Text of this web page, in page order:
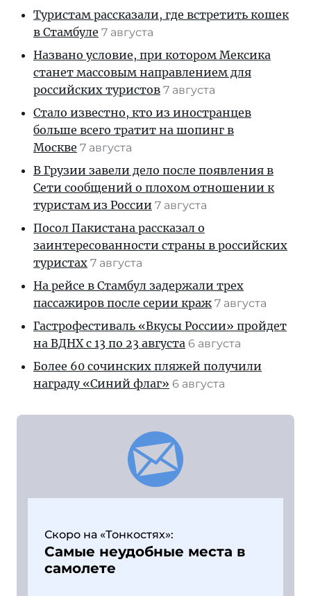
Туристам рассказали, где встретить кошек
в Стамбуле 7 августа
Названо условие, при котором Мексика
станет массовым направлением для
российских туристов 7 августа
Стало известно, кто из иностранцев
больше всего тратит на шопинг в
Москве 7 августа
В Грузии завели дело после появления в
Сети сообщений о плохом отношении к
туристам из России 7 августа
Посол Пакистана рассказал о
заинтересованности страны в российских
туристах 7 августа
На рейсе в Стамбул задержали трех
пассажиров после серии краж 7 августа
Гастрофестиваль «Вкусы России» пройдет
на ВДНХ с 13 по 23 августа 6 августа
Более 60 сочинских пляжей получили
награду «Синий флаг» 6 августа
Скоро на «Тонкостях»:
Самые неудобные места в
самолете